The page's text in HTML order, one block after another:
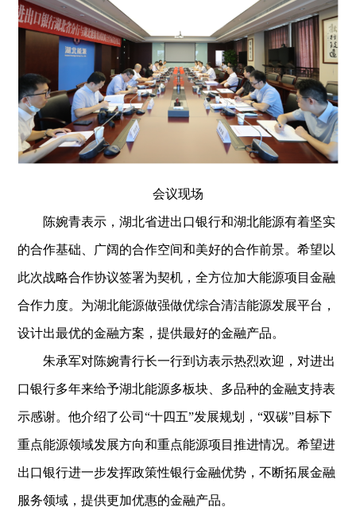
会议现场
陈婉青表示，湖北省进出口银行和湖北能源有着坚实
的合作基础、广阔的合作空间和美好的合作前景。希望以
此次战略合作协议签署为契机，全方位加大能源项目金融
合作力度。为湖北能源做强做优综合清洁能源发展平台，
设计出最优的金融方案，提供最好的金融产品。
朱承军对陈婉青行长一行到访表示热烈欢迎，对进出
口银行多年来给予湖北能源多板块、多品种的金融支持表
示感谢。他介绍了公司“十四五”发展规划，“双碳”目标下
重点能源领域发展方向和重点能源项目推进情况。希望进
出口银行进一步发挥政策性银行金融优势，不断拓展金融
服务领域，提供更加优惠的金融产品。